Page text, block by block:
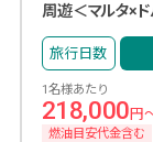
周遊＜マルタ×ド
1名様あたり
218,000円
燃油目安代金含む